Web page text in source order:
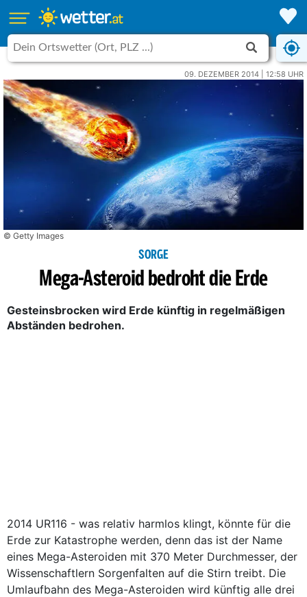
09. DEZEMBER 2014 | 12:58 UHR
© Getty Images
SORGE
Mega-Asteroid bedroht die Erde
Gesteinsbrocken wird Erde künftig in regelmäßigen
Abständen bedrohen.
2014 UR116 - was relativ harmlos klingt, könnte für die
Erde zur Katastrophe werden, denn das ist der Name
eines Mega-Asteroiden mit 370 Meter Durchmesser, der
Wissenschaftlern Sorgenfalten auf die Stirn treibt. Die
Umlaufbahn des Mega-Asteroiden wird künftig alle drei